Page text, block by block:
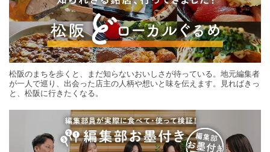
松阪のまちを歩くと、まだ知らないおいしさが待っている。地元編集者
が一人で巡り、出会った店主の人柄や想いと味を伝えます。見ればきっ
と、松阪に行きたくなる。